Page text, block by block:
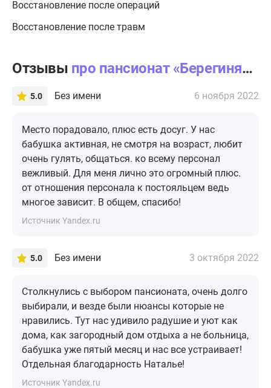
Восстановление после операций
Восстановление после травм
Отзывы про пансионат «Берегиня» в Мишуткино
5.0 Без имени 6 ноября 2022
Место порадовало, плюс есть досуг. У нас
бабушка активная, не смотря на возраст, любит
очень гулять, общаться. ко всему персонал
вежливый. Для меня лично это огромный плюс.
от отношения персонала к постояльцем ведь
многое зависит. В общем, спасибо!
Источник Yandex.ru
5.0 Без имени 3 октября 2022
Столкнулись с выбором пансионата, очень долго
выбирали, и везде были нюансы которые не
нравились. Тут нас удивило радушие и уют как
дома, как загородный дом отдыха а не больница,
бабушка уже пятый месяц и нас все устраивает!
Отдельная благодарность Наталье!
Источник Yandex.ru